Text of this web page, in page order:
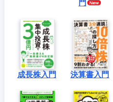
門
成長株入門 決算書入門